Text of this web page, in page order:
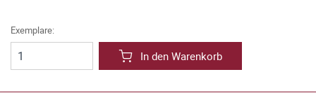
Exemplare:
In den Warenkorb